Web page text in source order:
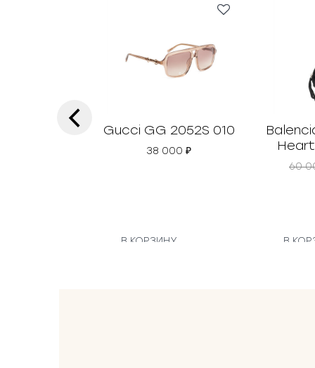
Gucci GG 2052S 010
38 000₽
В КОРЗИНУ
60
В
‹